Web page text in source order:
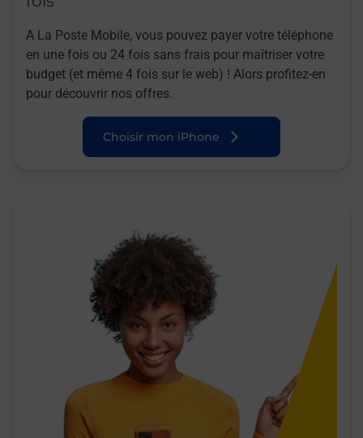
A La Poste Mobile, vous pouvez payer votre téléphone
en une fois ou 24 fois sans frais pour maîtriser votre
budget (et même 4 fois sur le web) ! Alors profitez-en
pour découvrir nos offres.
Choisir mon iPhone